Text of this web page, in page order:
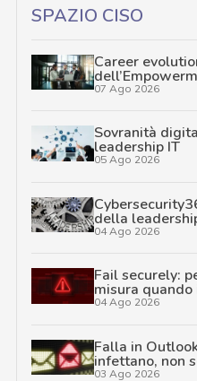
SPAZIO CISO
Career
07 Ago 2026
Sovranità
leadership IT
05 Ago 2026
della
04 Ago 2026
Fail securely:
misura
04 Ago 2026
Falla in
infettano, non
03 Ago 2026